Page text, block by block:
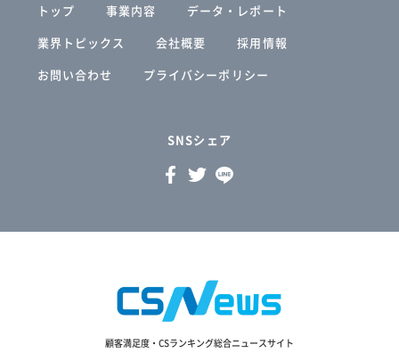
トップ 事業内容
データ・レポート
業界トピックス
会社概要
採用情報
お問い合わせ
プライバシーポリシー
SNSシェア
顧客満足度・CSランキング総合ニュースサイト